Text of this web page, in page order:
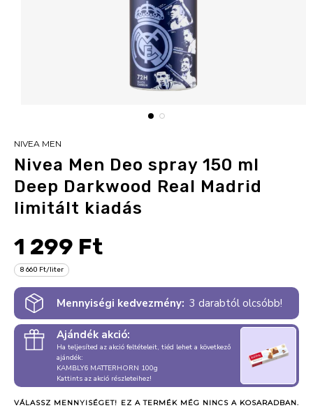
NIVEA MEN
Nivea Men Deo spray 150 ml
Deep Darkwood Real Madrid
limitált kiadás
1 299 Ft
8 660 Ft/liter
Mennyiségi kedvezmény: 3 darabtól olcsóbb!
Ajándék akció:
Ha teljesíted az akció feltételeit, tiéd lehet a következő
ajándék:
KAMBLY6 MATTERHORN 100g
Kattints az akció részleteihez!
VÁLASSZ MENNYISÉGET! EZ A TERMÉK MÉG NINCS A KOSARADBAN.